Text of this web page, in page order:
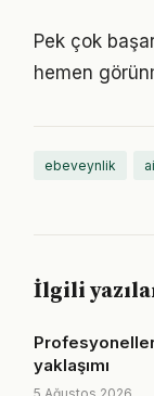
Pek çok
hemen
ebeveynlik
İlgili
yaklaşımı